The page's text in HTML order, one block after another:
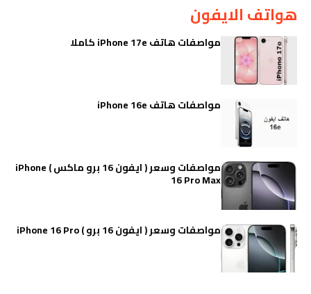
هواتف الايفون
مواصفات هاتف iPhone 17e كاملا
مواصفات هاتف iPhone 16e
مواصفات وسعر ( ايفون 16 برو ماكس ) iPhone
16 Pro Max
مواصفات وسعر ( ايفون 16 برو ) iPhone 16 Pro